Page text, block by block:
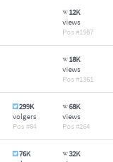
12K
views
1987
18K
views
1361
299K
volgers
64
68K
views
264
76K
32K